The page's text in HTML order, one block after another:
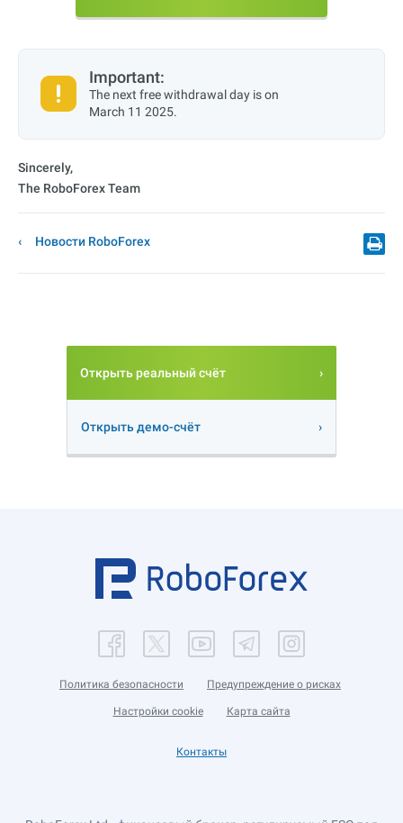
Important:
The next free withdrawal day is on
March 11 2025.
Sincerely,
The RoboForex Team
Новости RoboForex
Открыть реальный счёт
Открыть демо-счёт
Политика безопасности Предупреждение о рисках
Настройки cookie Карта сайта
Контакты